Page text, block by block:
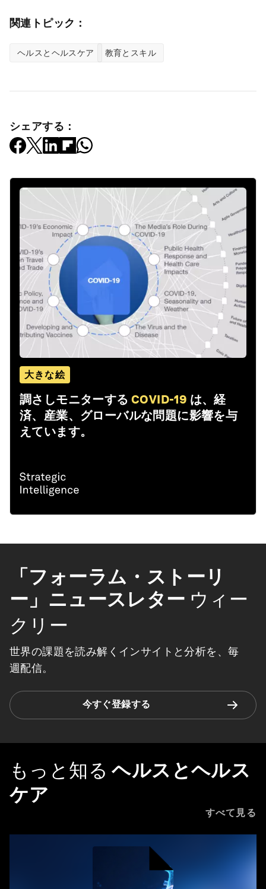
関連トピック：
ヘルスとヘルスケア 教育とスキル
シェアする：
大きな絵
調さしモニターする COVID-19 は、経
済、産業、グローバルな問題に影響を与
えています。
「フォーラム・ストーリ
ー」ニュースレター ウィー
クリー
世界の課題を読み解くインサイトと分析を、毎
週配信。
今すぐ登録する
もっと知る ヘルスとヘルス
ケア
すべて見る